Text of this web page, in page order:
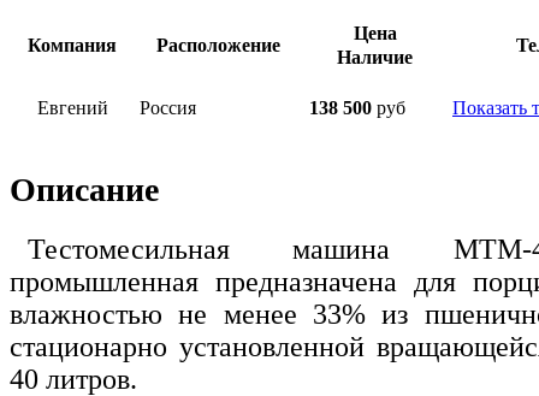
Компания Расположение
Цена
Наличие
Евгений Россия 138 500 руб Показать
Описание
Тестомесильная машина МТМ-
промышленная предназначена для
влажностью не менее 33% из
стационарно установленной
40 литров.